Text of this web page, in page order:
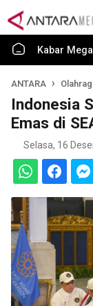
Kabar
ANTARA
Indonesia
Emas di
Selasa, 16